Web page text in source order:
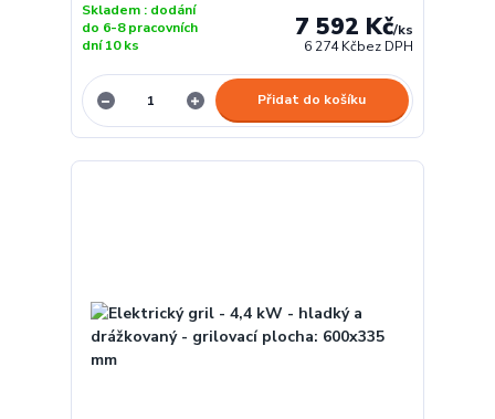
7 592 Kč/ks
6 274 Kčbez DPH
Skladem : dodání
do 6-8 pracovních
dní 10 ks
Přidat do košíku